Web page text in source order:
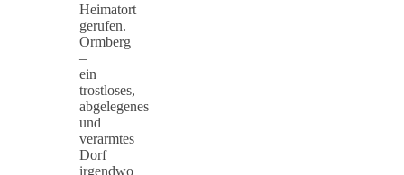
Heimatort
gerufen.
Ormberg
–
ein
trostloses,
abgelegenes
und
verarmtes
Dorf
irgendwo